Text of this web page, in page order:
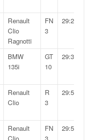
Renault
Clio
Ragnotti
FN
3
29:29,8
BMW
135i
GT
10
29:33,2
Renault
Clio
R
3
29:50,0
Renault
FN
29:58,2